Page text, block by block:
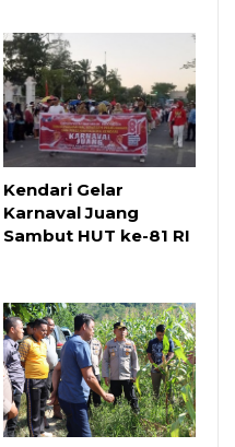
Kendari Gelar
Karnaval Juang
Sambut HUT ke-81 RI